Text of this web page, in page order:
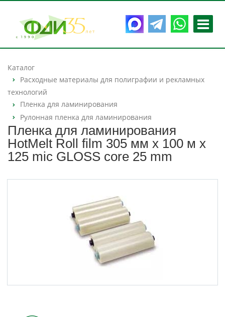
Каталог
Расходные материалы для полиграфии и рекламных
технологий
Пленка для ламинирования
Рулонная пленка для ламинирования
Пленка для ламинирования
HotMelt Roll film 305 мм х 100 м х
125 mic GLOSS core 25 mm